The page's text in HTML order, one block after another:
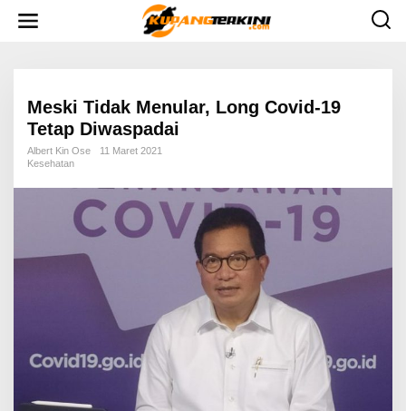
Meski Tidak Menular, Long Covid-19
Tetap Diwaspadai
Albert Kin Ose
11 Maret 2021
Kesehatan